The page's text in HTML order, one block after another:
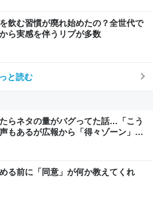
飲む習慣が廃れ始めたの？全世代で
ら実感を伴うリプが多数
と読む
らネタの量がバグってた話…「こう
もあるが広報から「得々ゾーン」と
る前に「同意」が何か教えてくれ